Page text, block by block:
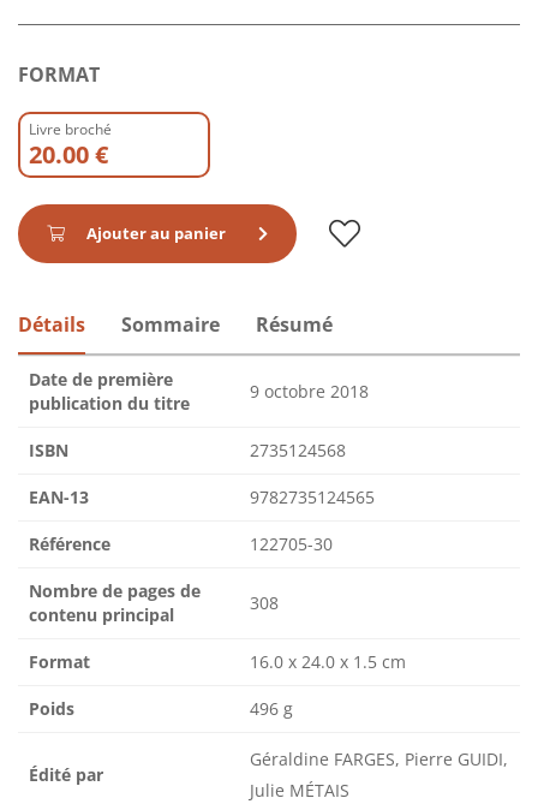
FORMAT
Livre broché
20.00 €
Ajouter au panier
Détails Sommaire Résumé
Date de première
publication du titre
9 octobre 2018
ISBN 2735124568
EAN-13 9782735124565
Référence 122705-30
Nombre de pages de
contenu principal
308
Format 16.0 x 24.0 x 1.5 cm
Poids 496 g
Édité par
Géraldine FARGES, Pierre GUIDI,
Julie MÉTAIS